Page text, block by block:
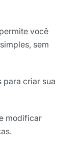
você
sem
para criar sua
modificar